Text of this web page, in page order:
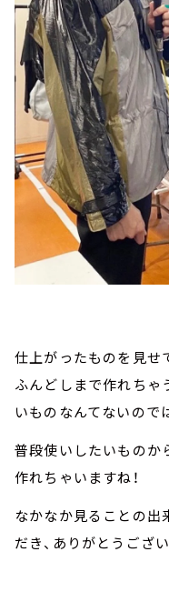
仕上がったものを見せ
ふんどしまで作れち
いものなんてないのでは
普段使いしたいものか
作れちゃいますね！
なかなか見ることの出
だき、ありがとうござい